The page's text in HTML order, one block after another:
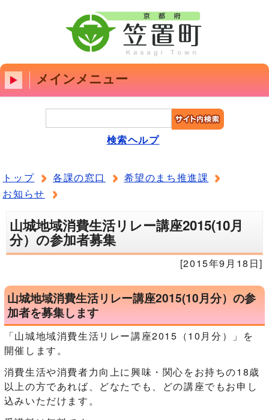
メインメニュー
検索ヘルプ
トップ 各課の窓口
希望のまち推進課
お知らせ
山城地域消費生活リレー講座2015(10月
分）の参加者募集
[2015年9月18日]
山城地域消費生活リレー講座2015(10月分）の参
加者を募集します
「山城地域消費生活リレー講座2015（10月分）」を
開催します。
消費生活や消費者力向上に興味・関心をお持ちの18歳
以上の方であれば、どなたでも、どの講座でもお申し
込みいただけます。